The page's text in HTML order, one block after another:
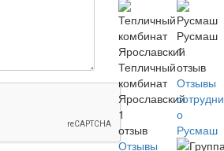
Тепличный
комбинат
Ярославский
1
отзыв
Отзывы
Русмаш
1
отзыв
Отзывы
о
Русмаш